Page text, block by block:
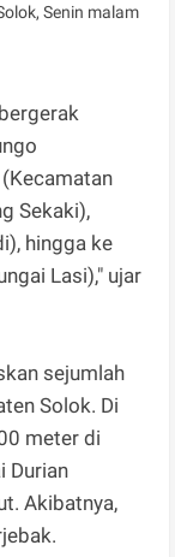
Senin malam
Sekaki),
hingga ke
Lasi)," ujar
sejumlah
Solok. Di
meter di
Durian
Akibatnya,